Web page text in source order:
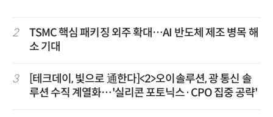
2
TSMC 핵심 패키징 외주 확대…AI 반도체 제조 병목 해
소 기대
3
[테크데이, 빛으로 通한다]<2>오이솔루션, 광 통신 솔
루션 수직 계열화…'실리콘 포토닉스·CPO 집중 공략'